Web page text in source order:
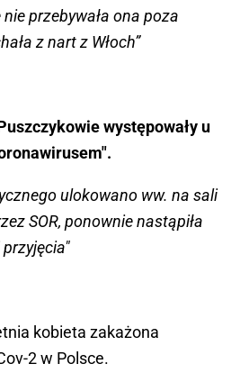
przebywała ona poza
z nart z Włoch”
występowały u
ulokowano ww. na sali
SOR, ponownie nastąpiła
kobieta zakażona
2 w Polsce.